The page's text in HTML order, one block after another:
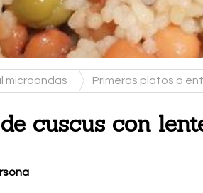
microondas Primeros platos o
cuscus con